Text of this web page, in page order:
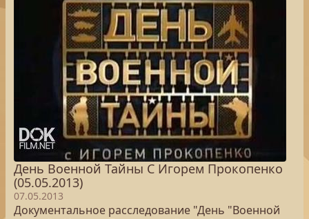
День Военной Тайны С Игорем Прокопенко
(05.05.2013)
07.05.2013
Документальное расследование "День "Военной